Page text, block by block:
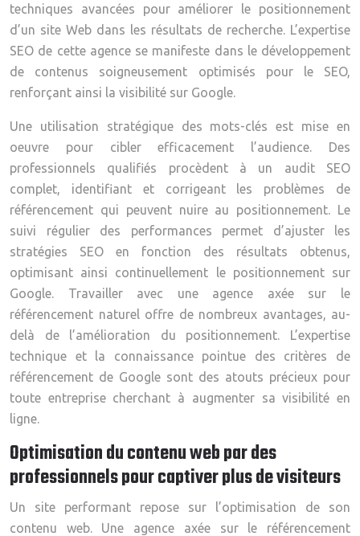
techniques avancées pour améliorer le positionnement
d’un site Web dans les résultats de recherche. L’expertise
SEO de cette agence se manifeste dans le développement
de contenus soigneusement optimisés pour le SEO,
renforçant ainsi la visibilité sur Google.
Une utilisation stratégique des mots-clés est mise en
oeuvre pour cibler efficacement l’audience. Des
professionnels qualifiés procèdent à un audit SEO
complet, identifiant et corrigeant les problèmes de
référencement qui peuvent nuire au positionnement. Le
suivi régulier des performances permet d’ajuster les
stratégies SEO en fonction des résultats obtenus,
optimisant ainsi continuellement le positionnement sur
Google. Travailler avec une agence axée sur le
référencement naturel offre de nombreux avantages, au-
delà de l’amélioration du positionnement. L’expertise
technique et la connaissance pointue des critères de
référencement de Google sont des atouts précieux pour
toute entreprise cherchant à augmenter sa visibilité en
ligne.
Optimisation du contenu web par des
professionnels pour captiver plus de visiteurs
Un site performant repose sur l’optimisation de son
contenu web. Une agence axée sur le référencement